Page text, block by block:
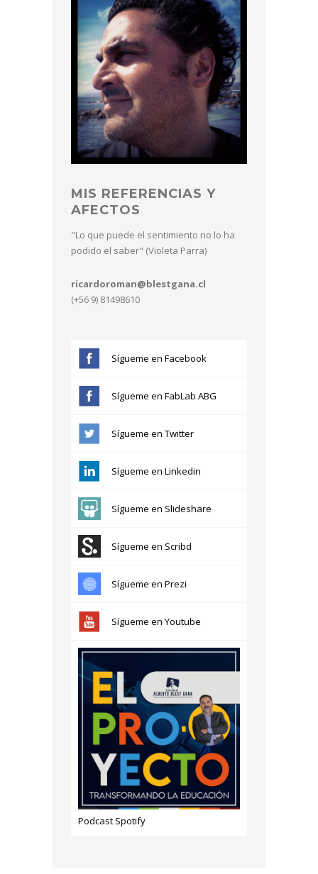
MIS REFERENCIAS Y
AFECTOS
"Lo que puede el sentimiento no lo ha
podido el saber" (Violeta Parra)
ricardoroman@blestgana.cl
(+56 9) 81498610
Sígueme en Facebook
Sígueme en FabLab ABG
Sígueme en Twitter
Sígueme en Linkedin
Sígueme en Slideshare
Sígueme en Scribd
Sígueme en Prezi
Sígueme en Youtube
Podcast Spotify